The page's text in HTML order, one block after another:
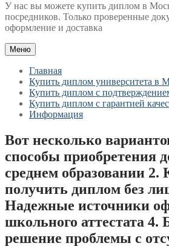
У нас вы можете купить диплом в
посредников. Только проверенные
оформление и доставка
Меню
Главная
Купить диплом университета в
Купить диплом с
Купить диплом с гарантией
Информация
Вот несколько
способы приобретения
среднем образовании 2.
получить диплом без
Надежные источники
школьного аттестата 4.
решение проблемы с